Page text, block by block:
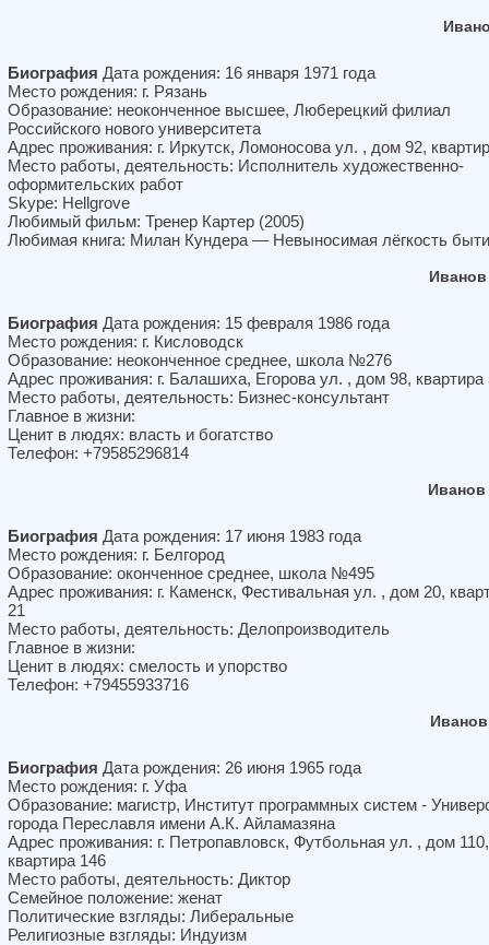
Биография Дата рождения: 16 января 1971 года
Место рождения: г. Рязань
Образование: неоконченное высшее, Люберецкий филиал
Российского нового университета
Адрес проживания: г. Иркутск, Ломоносова ул. , дом 92,
Место работы, деятельность: Исполнитель художественно-
оформительских работ
Skype: Hellgrove
Любимый фильм: Тренер Картер (2005)
Любимая книга: Милан Кундера — Невыносимая лёгкость
Биография Дата рождения: 15 февраля 1986 года
Место рождения: г. Кисловодск
Образование: неоконченное среднее, школа №276
Адрес проживания: г. Балашиха, Егорова ул. , дом 98, квартира
Место работы, деятельность: Бизнес-консультант
Главное в жизни:
Ценит в людях: власть и богатство
Телефон: +79585296814
Биография Дата рождения: 17 июня 1983 года
Место рождения: г. Белгород
Образование: оконченное среднее, школа №495
Адрес проживания: г. Каменск, Фестивальная ул. , дом 20,
21
Место работы, деятельность: Делопроизводитель
Главное в жизни:
Ценит в людях: смелость и упорство
Телефон: +79455933716
Биография Дата рождения: 26 июня 1965 года
Место рождения: г. Уфа
Образование: магистр, Институт программных систем -
города Переславля имени А.К. Айламазяна
Адрес проживания: г. Петропавловск, Футбольная ул. , дом 110,
квартира 146
Место работы, деятельность: Диктор
Семейное положение: женат
Политические взгляды: Либеральные
Религиозные взгляды: Индуизм